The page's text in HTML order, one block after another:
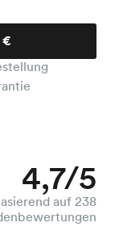
4,7/5
auf 238